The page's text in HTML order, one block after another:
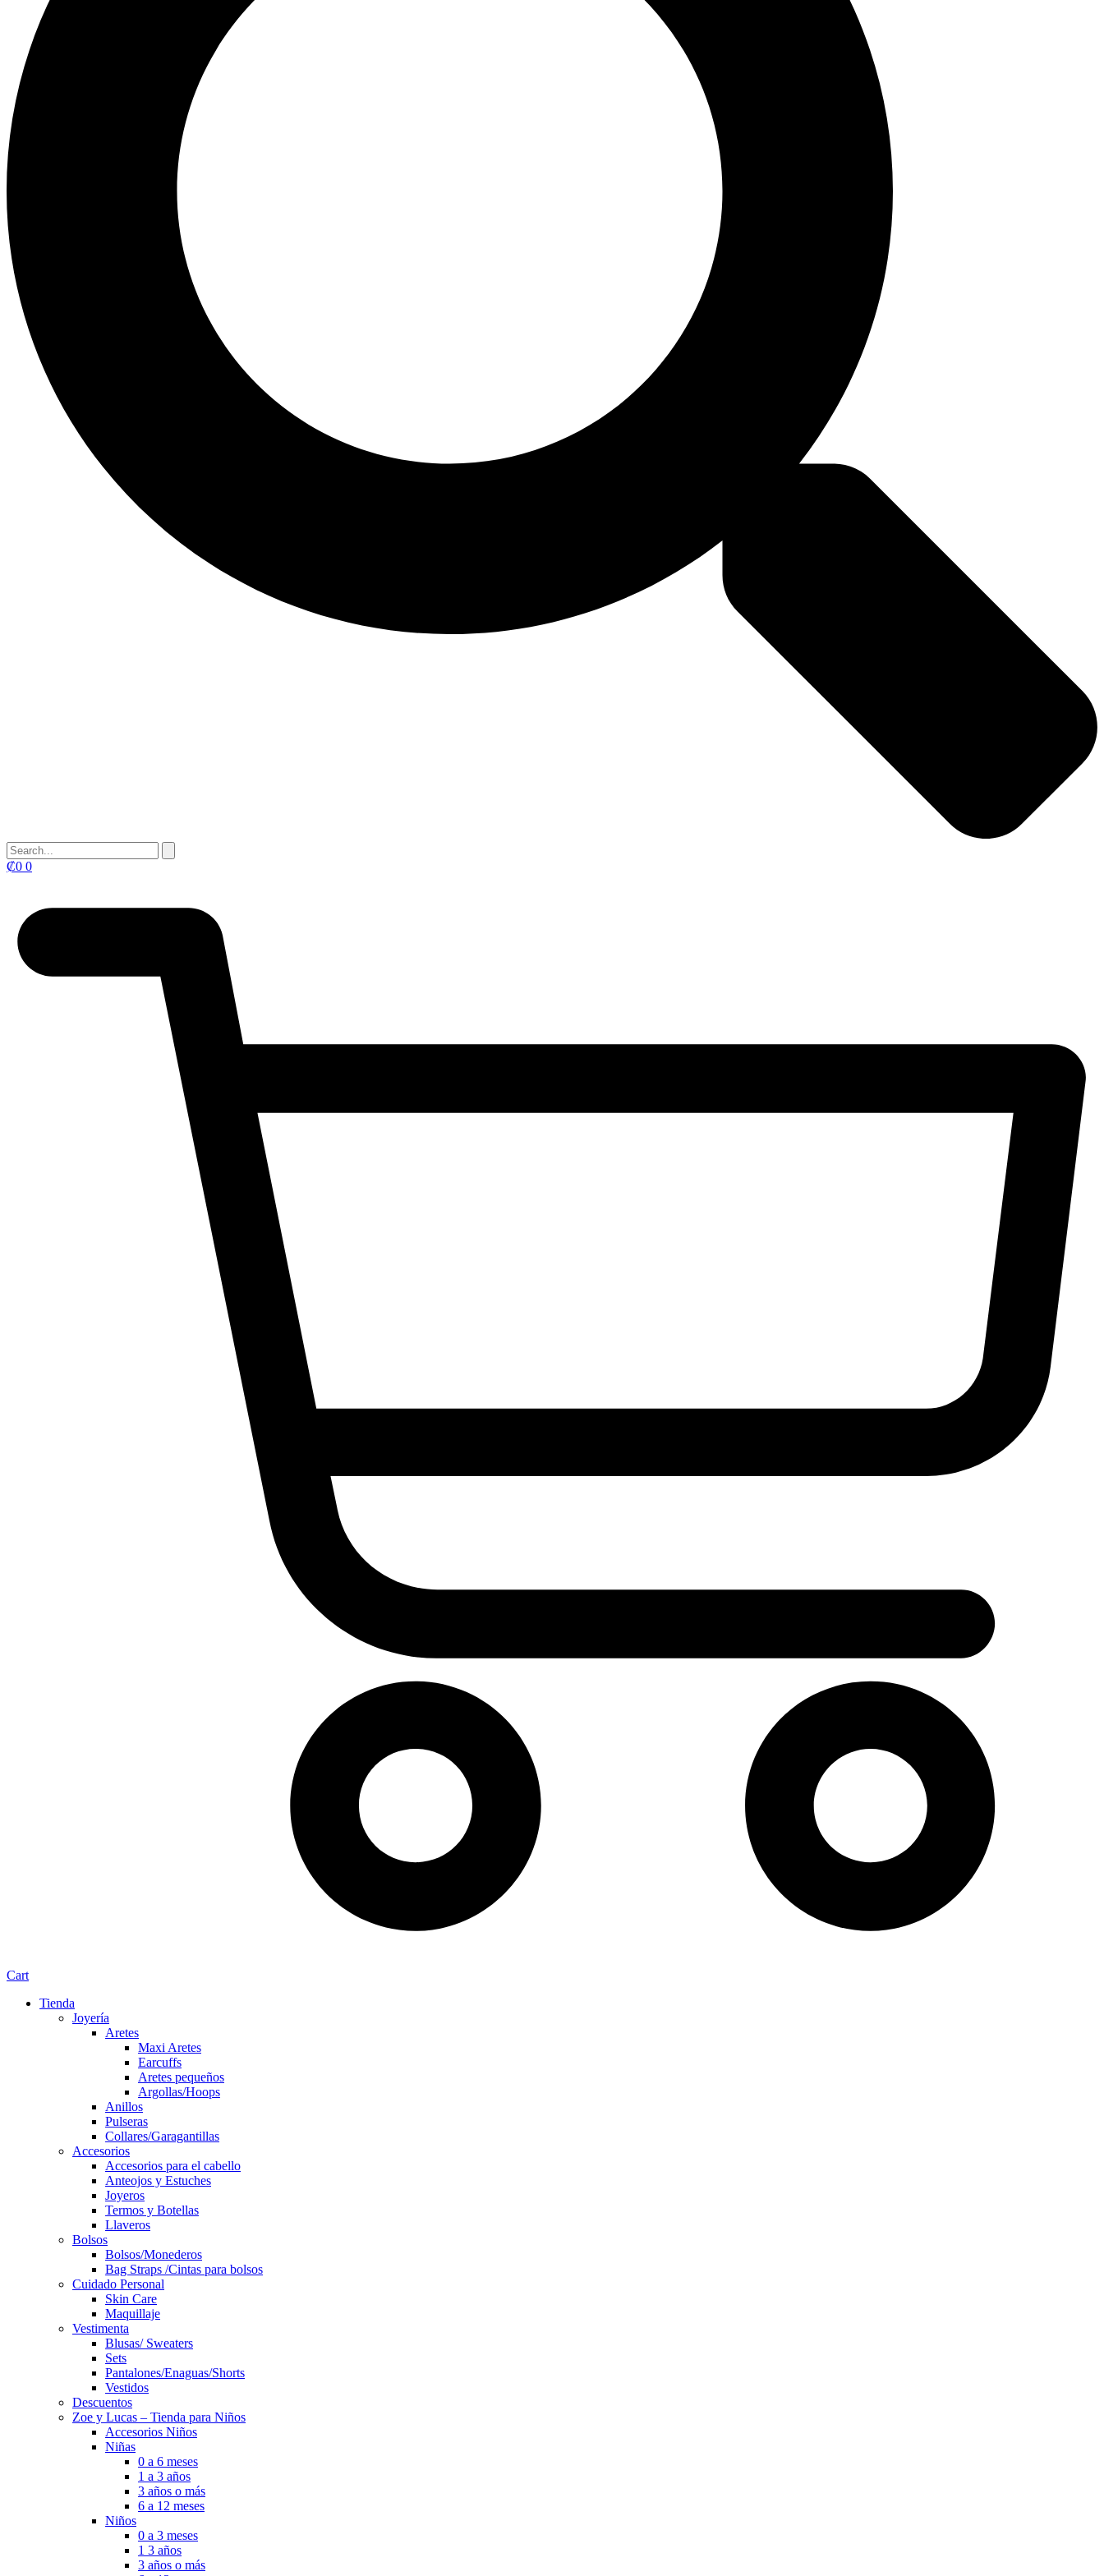
₡0 0
Cart
Tienda
Joyería
Aretes
Maxi Aretes
Earcuffs
Aretes pequeños
Argollas/Hoops
Anillos
Pulseras
Collares/Garagantillas
Accesorios
Accesorios para el cabello
Anteojos y Estuches
Joyeros
Termos y Botellas
Llaveros
Bolsos
Bolsos/Monederos
Bag Straps /Cintas para bolsos
Cuidado Personal
Skin Care
Maquillaje
Vestimenta
Blusas/ Sweaters
Sets
Pantalones/Enaguas/Shorts
Vestidos
Descuentos
Zoe y Lucas – Tienda para Niños
Accesorios Niños
Niñas
0 a 6 meses
1 a 3 años
3 años o más
6 a 12 meses
Niños
0 a 3 meses
1 3 años
3 años o más